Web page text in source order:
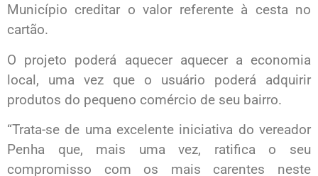
Município creditar o valor referente à cesta no
cartão.
O projeto poderá aquecer aquecer a economia
local, uma vez que o usuário poderá adquirir
produtos do pequeno comércio de seu bairro.
“Trata-se de uma excelente iniciativa do vereador
Penha que, mais uma vez, ratifica o seu
compromisso com os mais carentes neste